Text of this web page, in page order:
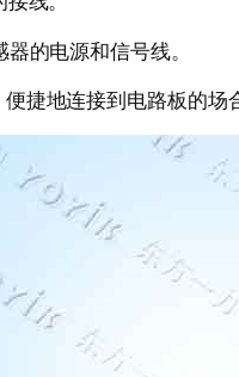
的电源和信号线。
捷地连接到电路板的场